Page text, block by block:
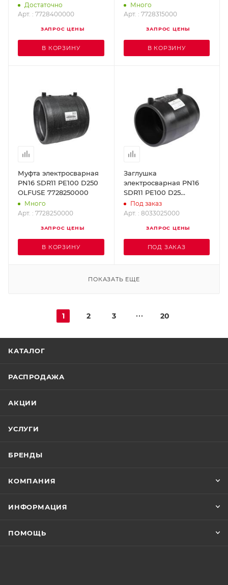
Достаточно
Арт. : 7728400000
ЗАПРОС ЦЕНЫ
В КОРЗИНУ
Много
Арт. : 7728315000
ЗАПРОС ЦЕНЫ
В КОРЗИНУ
Муфта электросварная
PN16 SDR11 PE100 D250
OLFUSE 7728250000
Много
Арт. : 7728250000
ЗАПРОС ЦЕНЫ
В КОРЗИНУ
Заглушка
электросварная PN16
SDR11 PE100 D25
SABFUSE 8033025000
Под заказ
Арт. : 8033025000
ЗАПРОС ЦЕНЫ
ПОД ЗАКАЗ
ПОКАЗАТЬ ЕЩЕ
1 2 3 20
КАТАЛОГ
РАСПРОДАЖА
АКЦИИ
УСЛУГИ
БРЕНДЫ
КОМПАНИЯ
ИНФОРМАЦИЯ
ПОМОЩЬ